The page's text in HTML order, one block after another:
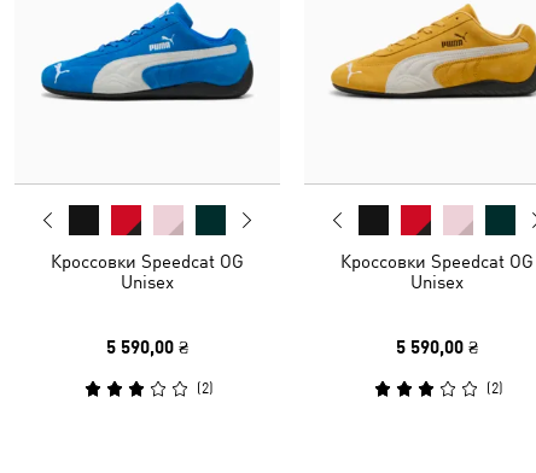
Кроссовки Speedcat OG
Unisex
5 590,00 ₴
(2)
Кроссовки Speedcat OG
Unisex
5 590,00 ₴
(2)